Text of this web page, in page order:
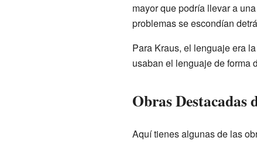
mayor que podría llevar a
problemas se escondían
Para Kraus, el lenguaje era
usaban el lenguaje de forma
Obras
Aquí tienes algunas de las